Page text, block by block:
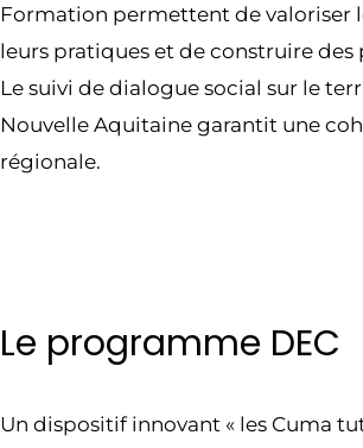
Formation permettent de valoriser
leurs pratiques et de construire des
Le suivi de dialogue social sur le
Nouvelle Aquitaine garantit une
régionale.
Le programme DEC
Un dispositif innovant « les Cuma